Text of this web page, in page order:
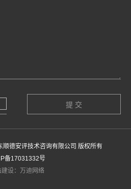
德安评技术咨询有限公司 版权所有
备17031332号
建设：万迪网络